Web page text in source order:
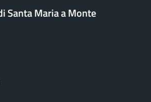
Santa Maria a Monte